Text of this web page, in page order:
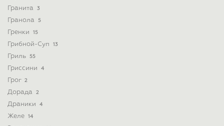
Гранита 3
Гранола 5
Гренки 15
Грибной-Суп 13
Гриль 55
Гриссини 4
Грог 2
Дорада 2
Драники 4
Желе 14